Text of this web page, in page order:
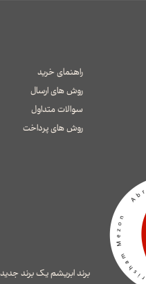
راهنمای خرید
روش های ارسال
سوالات متداول
​​​​​​​روش های پرداخت